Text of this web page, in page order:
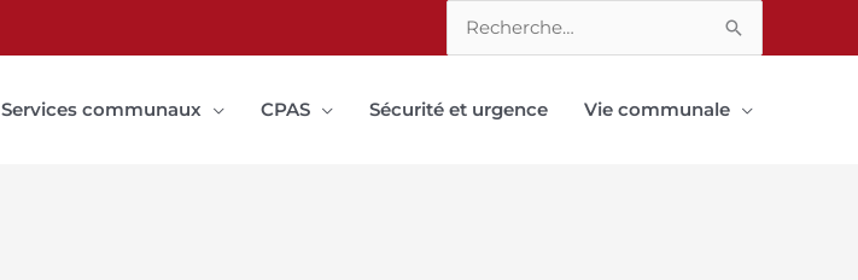
Rechercher :
Services communaux CPAS Sécurité et urgence Vie communale